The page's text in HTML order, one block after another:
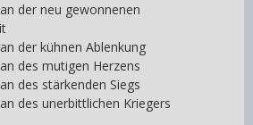
der neu gewonnenen
der kühnen Ablenkung
des mutigen Herzens
des stärkenden Siegs
des unerbittlichen Kriegers